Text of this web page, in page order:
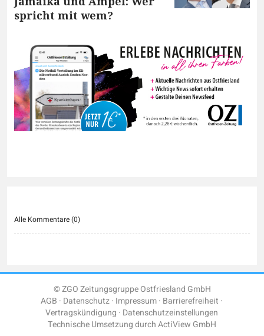
spricht mit wem?
Alle Kommentare (0)
© ZGO Zeitungsgruppe Ostfriesland GmbH
AGB Datenschutz Impressum Barrierefreiheit
Vertragskündigung Datenschutzeinstellungen
Technische Umsetzung durchActiView GmbH